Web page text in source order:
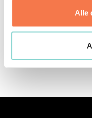
Alle
(Adult Fan of
aan de mooiste